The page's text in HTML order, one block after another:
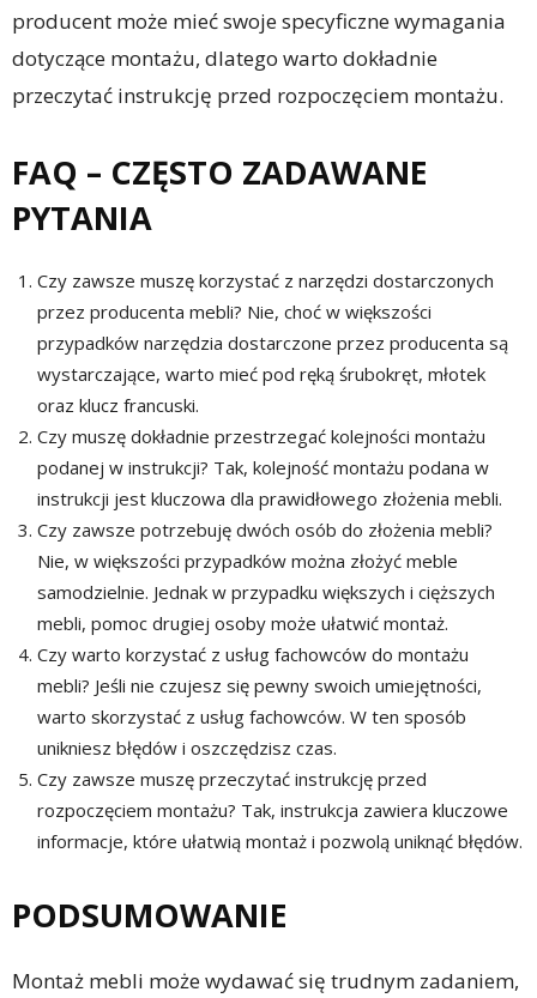
producent może mieć swoje specyficzne wymagania
dotyczące montażu, dlatego warto dokładnie
przeczytać instrukcję przed rozpoczęciem montażu.
FAQ – CZĘSTO ZADAWANE
PYTANIA
Czy zawsze muszę korzystać z narzędzi dostarczonych
przez producenta mebli? Nie, choć w większości
przypadków narzędzia dostarczone przez producenta są
wystarczające, warto mieć pod ręką śrubokręt, młotek
oraz klucz francuski.
Czy muszę dokładnie przestrzegać kolejności montażu
podanej w instrukcji? Tak, kolejność montażu podana w
instrukcji jest kluczowa dla prawidłowego złożenia mebli.
Czy zawsze potrzebuję dwóch osób do złożenia mebli?
Nie, w większości przypadków można złożyć meble
samodzielnie. Jednak w przypadku większych i cięższych
mebli, pomoc drugiej osoby może ułatwić montaż.
Czy warto korzystać z usług fachowców do montażu
mebli? Jeśli nie czujesz się pewny swoich umiejętności,
warto skorzystać z usług fachowców. W ten sposób
unikniesz błędów i oszczędzisz czas.
Czy zawsze muszę przeczytać instrukcję przed
rozpoczęciem montażu? Tak, instrukcja zawiera kluczowe
informacje, które ułatwią montaż i pozwolą uniknąć błędów.
PODSUMOWANIE
Montaż mebli może wydawać się trudnym zadaniem,